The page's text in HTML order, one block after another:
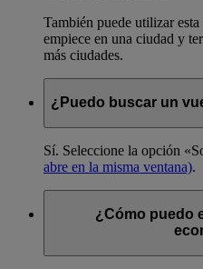
También puede utilizar
empiece en una ciudad y
más ciudades.
¿Puedo buscar un
Sí. Seleccione la opción
abre en la misma ventana).
¿Cómo puedo